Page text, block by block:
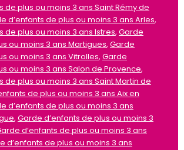
de plus ou moins 3 ans Saint Rémy de
d’enfants de plus ou moins 3 ans Arles,
de plus ou moins 3 ans Istres, Garde
ou moins 3 ans Martigues, Garde
ou moins 3 ans Vitrolles, Garde
ou moins 3 ans Salon de Provence,
de plus ou moins 3 ans Saint Martin de
de plus ou moins 3 ans Aix en
d’enfants de plus ou moins 3 ans
, Garde d’enfants de plus ou moins 3
d’enfants de plus ou moins 3 ans
d’enfants de plus ou moins 3 ans